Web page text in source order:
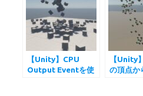
【Unity】CPU
Output Eventを使
【Unity
の頂点か